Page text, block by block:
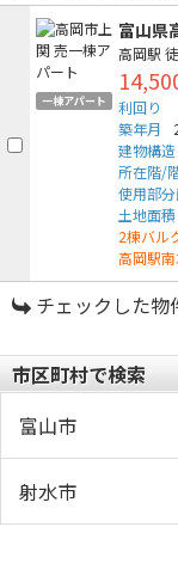
一棟アパート
富山県
高岡駅
利回り
築年月
建物構造
所在階/
使用部
土地面積
2棟バ
高岡駅
チェックした物
市区町村で検索
富山市
射水市